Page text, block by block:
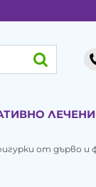
от дърво и